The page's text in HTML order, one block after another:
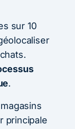
sur 10
.
principale